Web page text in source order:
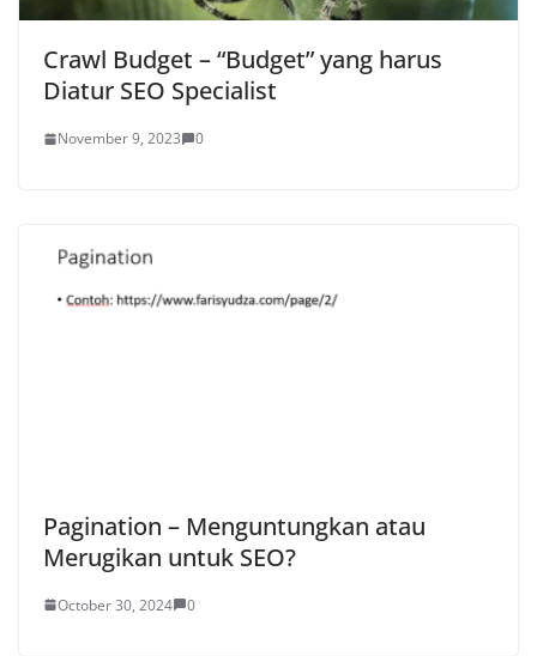
Crawl Budget – “Budget” yang harus
Diatur SEO Specialist
November 9, 2023 0
Pagination – Menguntungkan atau
Merugikan untuk SEO?
October 30, 2024 0